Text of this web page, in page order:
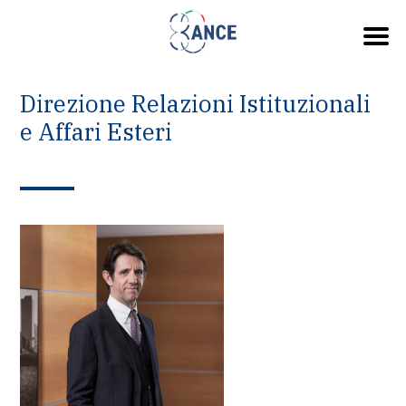
Direzione Relazioni Istituzionali
e Affari Esteri